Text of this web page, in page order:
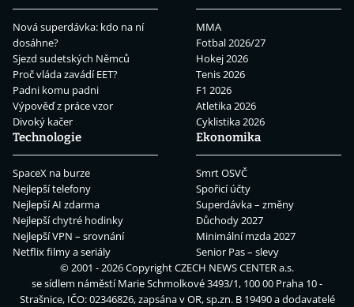
Nová superdávka: kdo na ní
dosáhne?
Sjezd sudetských Němců
Proč vláda zavádí EET?
Padni komu padni
Výpověď z práce vzor
Divoký kačer
MMA
Fotbal 2026/27
Hokej 2026
Tenis 2026
F1 2026
Atletika 2026
Cyklistika 2026
Technologie
SpaceX na burze
Nejlepší telefony
Nejlepší AI zdarma
Nejlepší chytré hodinky
Nejlepší VPN – srovnání
Netflix filmy a seriály
Ekonomika
Smrt OSVČ
Spořicí účty
Superdávka – změny
Důchody 2027
Minimální mzda 2027
Senior Pas – slevy
© 2001 - 2026 CopyrightCZECH NEWS CENTER a.s.
se sídlem náměstí Marie Schmolkové 3493/1, 100 00 Praha 10 -
Strašnice, IČO: 02346826, zapsána v OR, sp.zn. B 19490 a dodavatelé